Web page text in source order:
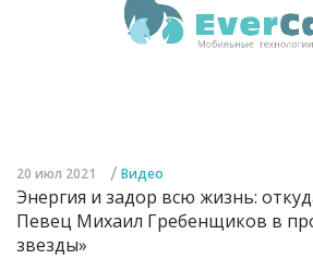
20 июл 2021 / Видео
Энергия и задор всю жизнь:
Певец Михаил Гребенщиков в
звезды»